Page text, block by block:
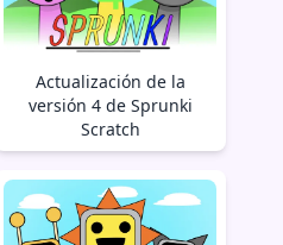
Actualización de la
versión 4 de Sprunki
Scratch